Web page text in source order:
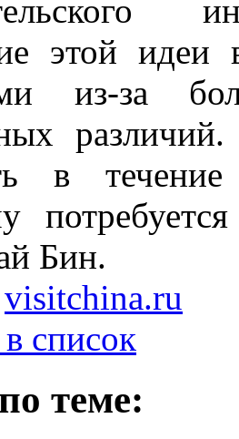
этой
из-за
в
Бин.
visitchina.ru
список
теме: